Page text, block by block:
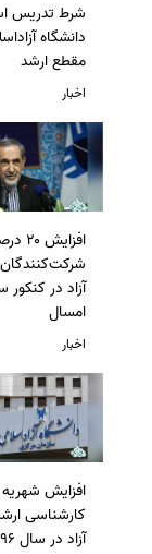
شرط تدریس
دانشگاه
مقطع ارشد
اخبار
آزاد در
امسال
اخبار
افزایش
کارشناسی
آزاد در سال 96